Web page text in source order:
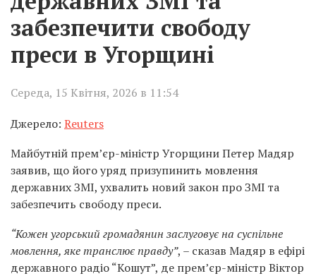
забезпечити свободу
преси в Угорщині
Середа, 15 Квітня, 2026 в 11:54
Джерело: Reuters
Майбутній прем’єр-міністр Угорщини Петер Мадяр
заявив, що його уряд призупинить мовлення
державних ЗМІ, ухвалить новий закон про ЗМІ та
забезпечить свободу преси.
“Кожен угорський громадянин заслуговує на суспільне
мовлення, яке транслює правду”, – сказав Мадяр в ефірі
державного радіо “Кошут”, де прем’єр-міністр Віктор